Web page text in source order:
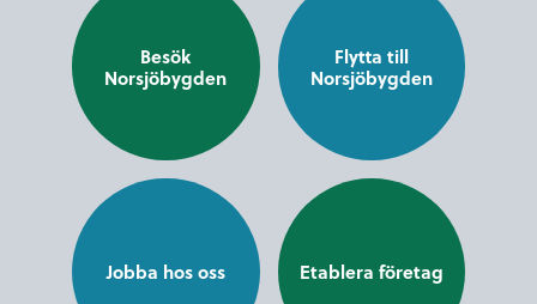
Besök
Norsjöbygden
Flytta till
Norsjöbygden
Jobba hos oss Etablera företag